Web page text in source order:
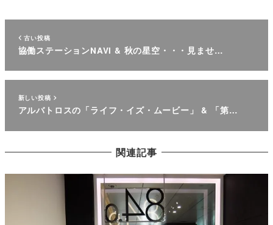
古い投稿
協働ステーションNAVI & 秋の星空・・・見ませ…
新しい投稿
アルバトロスの「ライフ・イズ・ムービー」 & 「第…
関連記事